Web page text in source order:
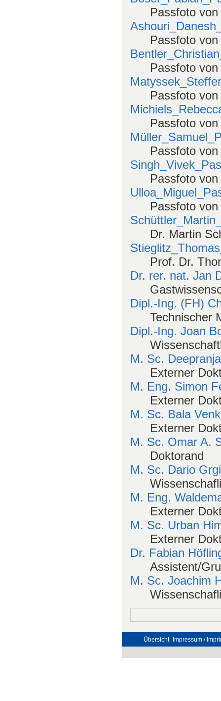
Passfoto
Passfoto
Passfoto
Passfoto
Passfoto
Passfoto
Passfoto
Passfoto
Dr. Martin
Prof. Dr.
Dr. rer. nat. Jan
Dipl.-Ing. (FH)
Technischer
Dipl.-Ing. Joan
M. Sc.
Externer
M. Eng. Simon
Externer
M. Sc. Bala
Externer
M. Sc. Omar A.
Doktorand
M. Sc. Dario
M. Eng.
Externer
M. Sc. Urban
Externer
Dr. Fabian
Assistent/
M. Sc. Joachim
Übersicht Impressum /